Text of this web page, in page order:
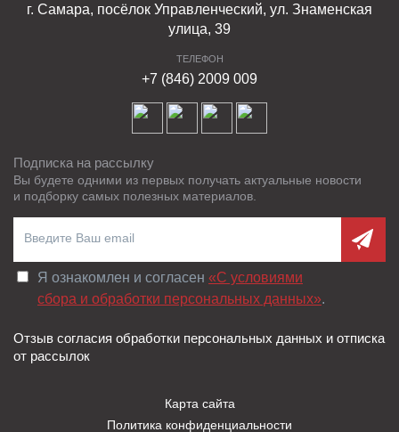
г. Самара, посёлок Управленческий, ул. Знаменская
улица, 39
ТЕЛЕФОН
+7 (846) 2009 009
Подписка на рассылку
Вы будете одними из первых получать актуальные новости
и подборку самых полезных материалов.
Я ознакомлен и согласен «C условиями
сбора и обработки персональных данных».
Отзыв согласия обработки персональных данных и отписка
от рассылок
Карта сайта
Политика конфиденциальности